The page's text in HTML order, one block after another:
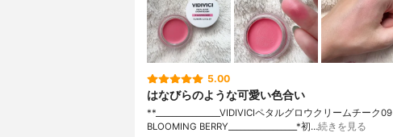
5.00
はなびらのような可愛い色合い
**⁡________________⁡⁡VIDIVICI⁡ペタルグロウクリームチーク09
BLOOMING BERRY⁡_________________*初…続きを見る